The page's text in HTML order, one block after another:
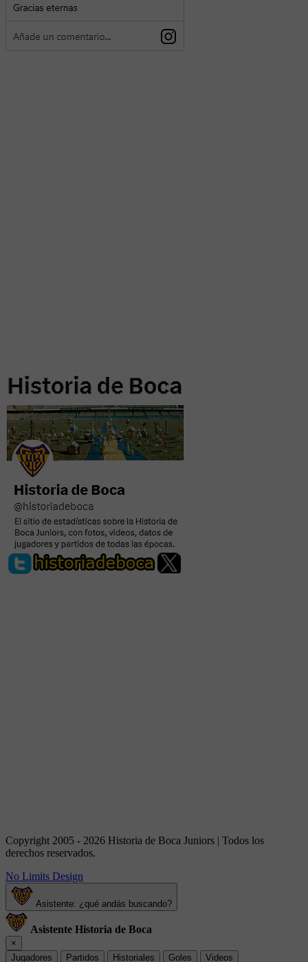
Copyright 2005 - 2026 Historia de Boca Juniors | Todos los
derechos reservados.
No Limits Design
Asistente: ¿qué andás buscando?
Asistente Historia de Boca
×
Jugadores
Partidos Historiales Goles Videos